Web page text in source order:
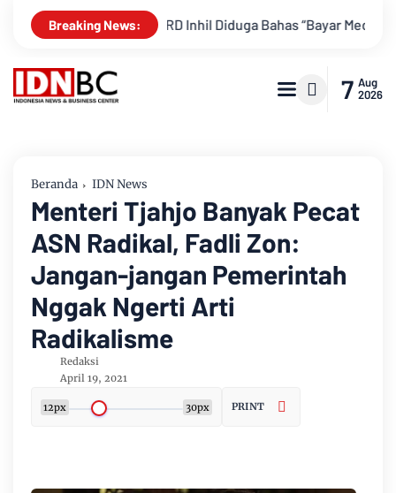
Breaking News:
Elite DPRD Inhil Diduga Bahas “Bayar Media” untuk Dukung
7 Aug
2026
Beranda IDN News
Menteri Tjahjo Banyak Pecat
ASN Radikal, Fadli Zon:
Jangan-jangan Pemerintah
Nggak Ngerti Arti
Radikalisme
Redaksi
April 19, 2021
12px 30px PRINT